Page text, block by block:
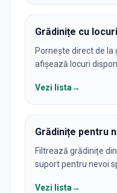
Grădinițe cu
Pornește direct de la
afișează locuri
Vezi lista→
Grădinițe pentru
Filtrează grădinițe
suport pentru nevoi
Vezi lista→